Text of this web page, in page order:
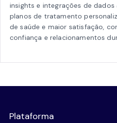
insights e integrações de
planos de tratamento
de saúde e maior satisfação,
confiança e relacionamentos
Plataforma